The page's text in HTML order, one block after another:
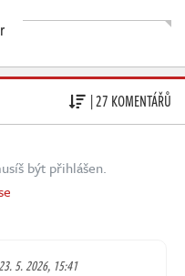
| 27 KOMENTÁŘŮ
být přihlášen.
5. 2026, 15:41